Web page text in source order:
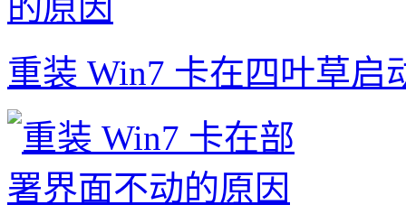
重装 Win7 卡在四叶草启